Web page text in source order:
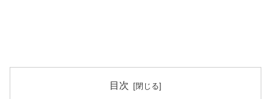
目次